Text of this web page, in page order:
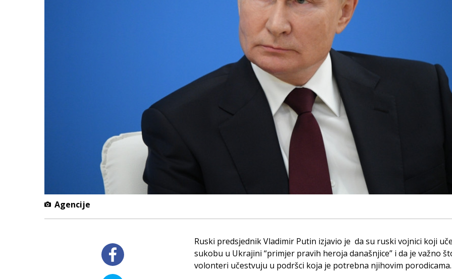
Agencije
Ruski predsjednik Vladimir Putin izjavio je da su ruski vojnici koji
sukobu u Ukrajini “primjer pravih heroja današnjice” i da je važno
volonteri učestvuju u podršci koja je potrebna njihovim porodicama.